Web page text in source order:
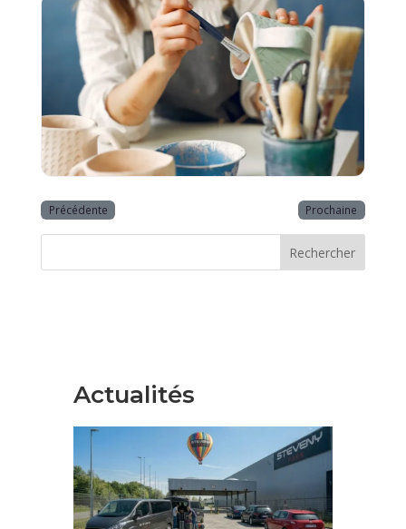
Précédente Prochaine
Rechercher
Actualités